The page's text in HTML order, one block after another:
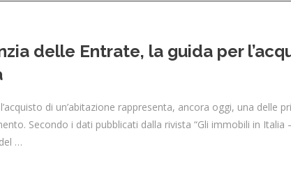
delle Entrate, la guida per
di un’abitazione rappresenta, ancora oggi, una delle
Secondo i dati pubblicati dalla rivista “Gli immobili in Italia
…